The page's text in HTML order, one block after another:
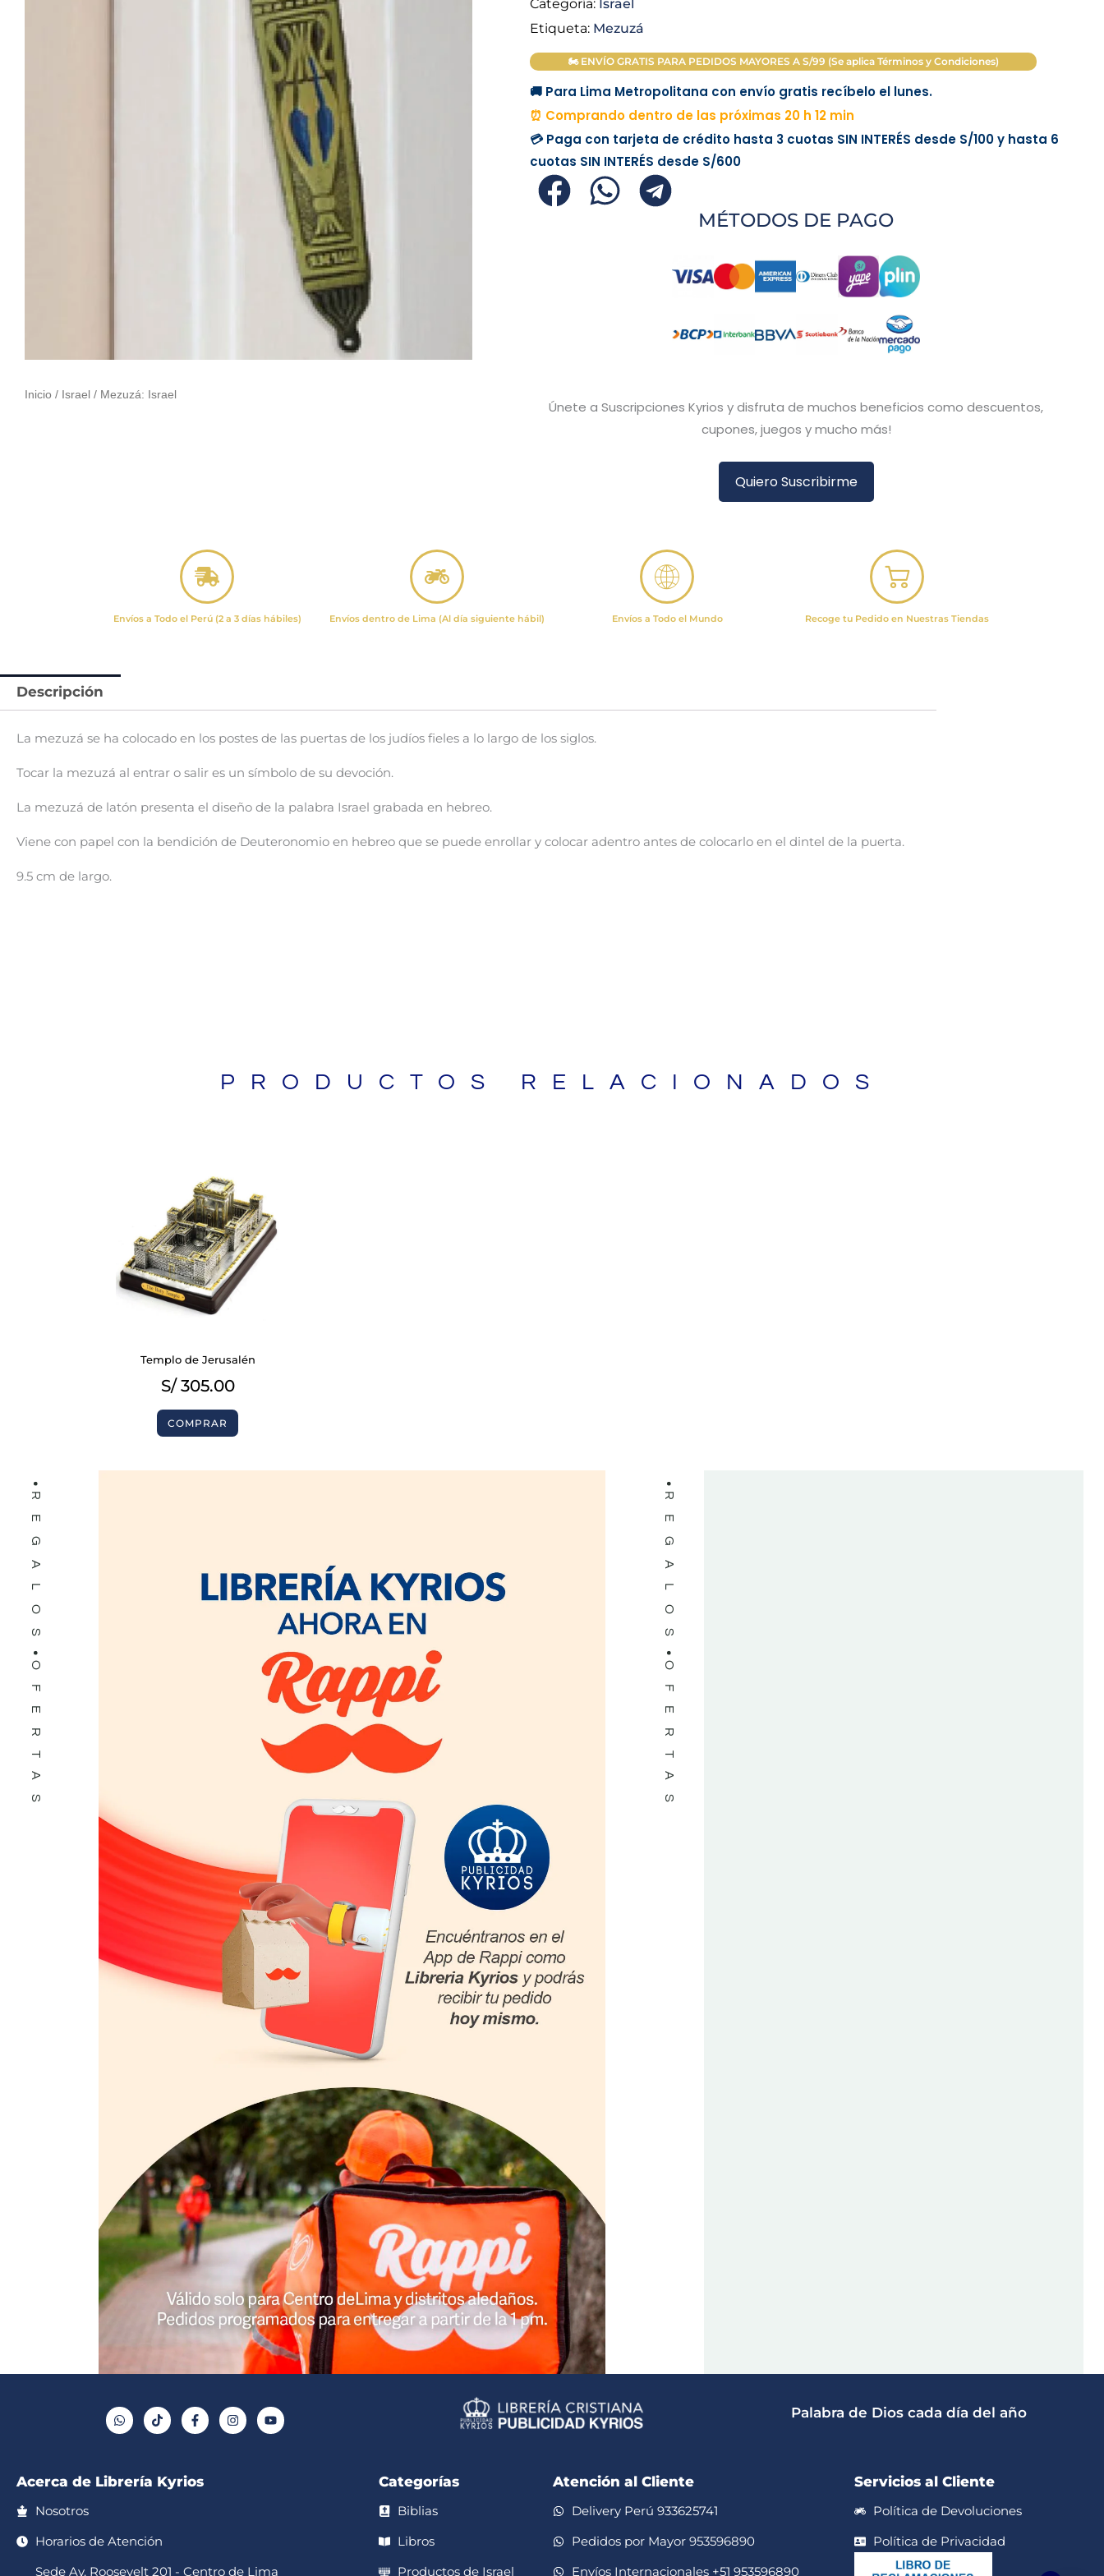
Inicio / Israel / Mezuzá: Israel
Categoría: Israel
Etiqueta: Mezuzá
🏍 ENVÍO GRATIS PARA PEDIDOS MAYORES A S/99 (Se aplica Términos y Condiciones)
🚚 Para Lima Metropolitana con envío gratis recíbelo el lunes.
⏰ Comprando dentro de las próximas 20 h 12 min
💳 Paga con tarjeta de crédito hasta 3 cuotas SIN INTERÉS desde S/100y hasta 6
cuotas SIN INTERÉS desde S/600
MÉTODOS DE PAGO
Únete a Suscripciones Kyrios y disfruta de muchos beneficios como descuentos,
cupones, juegos y mucho más!
Quiero Suscribirme
Envíos a Todo el Perú (2 a 3 días hábiles) Envíos dentro de Lima (Al día siguiente hábil) Envíos a Todo el Mundo Recoge tu Pedido en Nuestras Tiendas
Descripción
La mezuzá se ha colocado en los postes de las puertas de los judíos fieles a lo largo de los siglos.
Tocar la mezuzá al entrar o salir es un símbolo de su devoción.
La mezuzá de latón presenta el diseño de la palabra Israel grabada en hebreo.
Viene con papel con la bendición de Deuteronomio en hebreo que se puede enrollar y colocar adentro antes de colocarlo en el dintel de la puerta.
9.5 cm de largo.
PRODUCTOS RELACIONADOS
Templo de Jerusalén
S/305.00
COMPRAR
REGALOS
OFERTAS
REGALOS
OFERTAS
h
a
t
p
i
k
t
a
c
e
k
n
s
t
o
u
t
Palabra de Dios cada día del año
Acerca de Librería Kyrios
Nosotros
Horarios de Atención
Sede Av. Roosevelt 201 - Centro de Lima
Categorías
Biblias
Libros
Productos de Israel
Atención al Cliente
Delivery Perú 933625741
Pedidos por Mayor 953596890
Envíos Internacionales +51 953596890
Servicios al Cliente
Política de Devoluciones
Política de Privacidad